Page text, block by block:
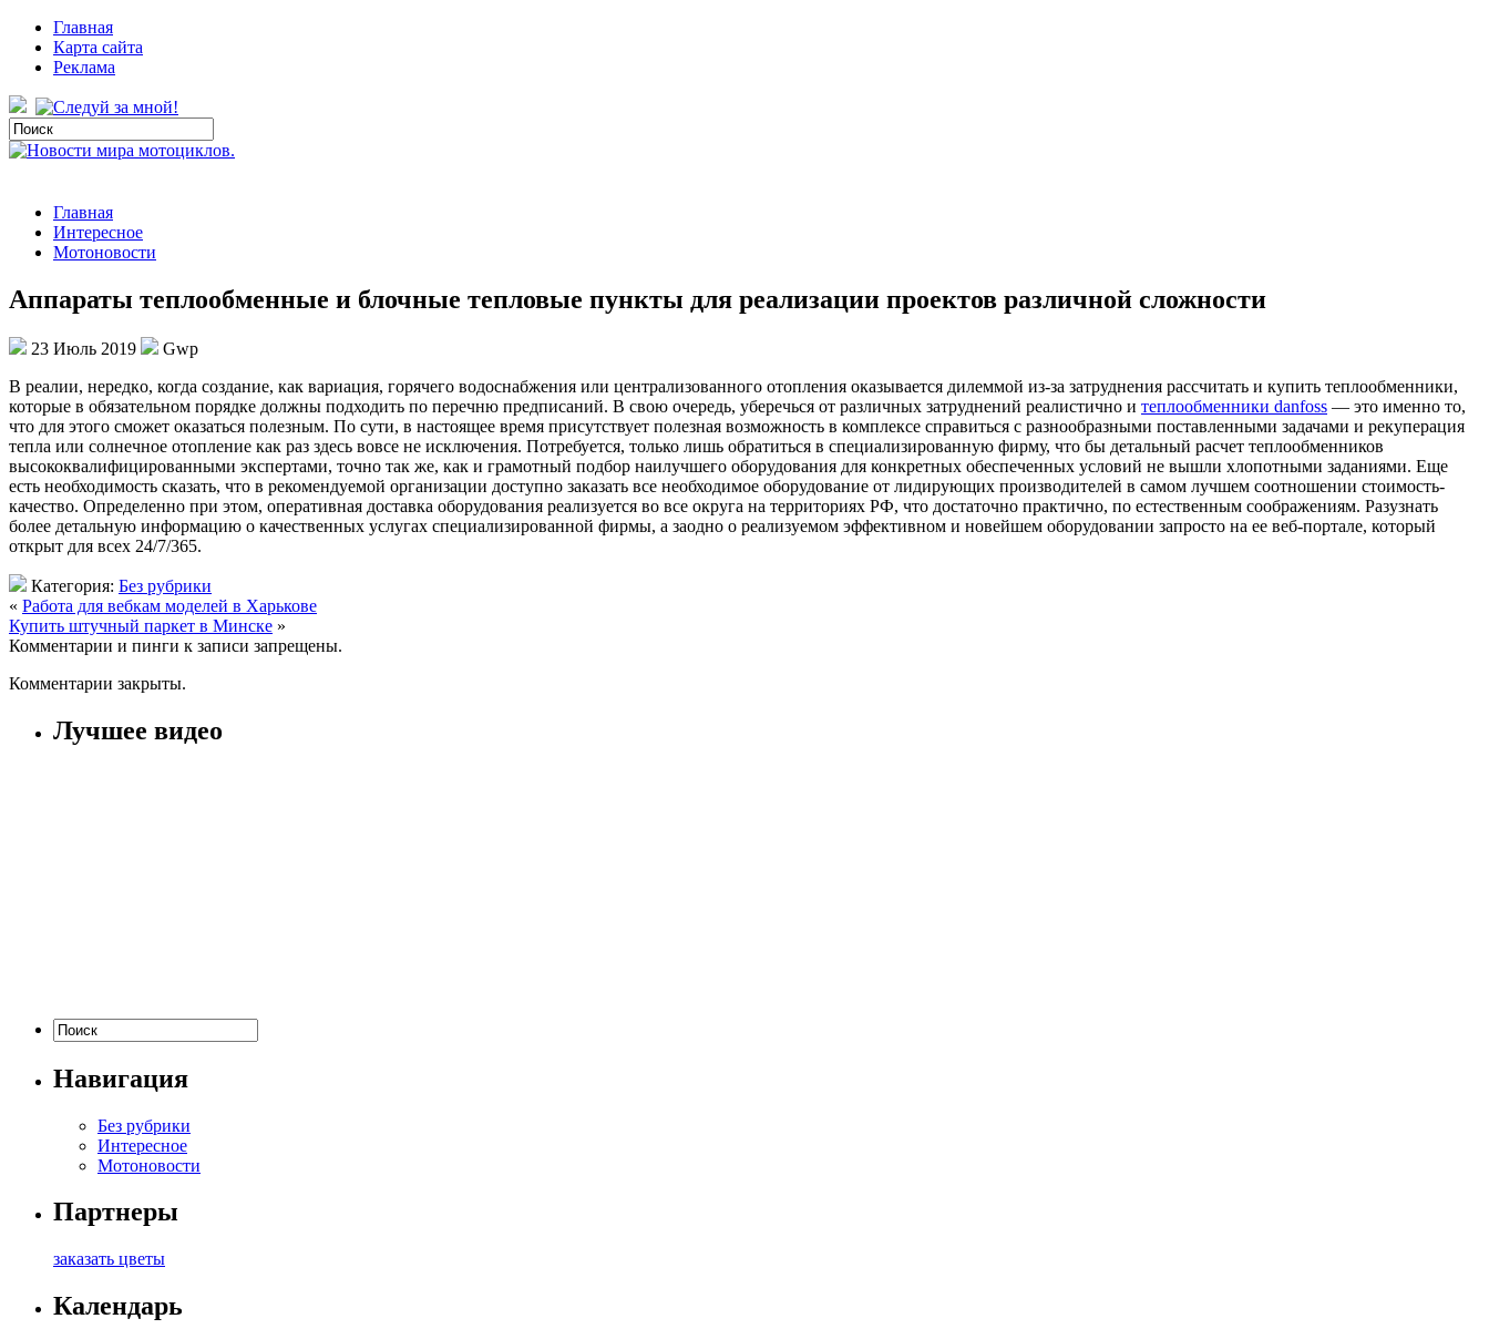
Главная
Карта сайта
Реклама
Главная
Интересное
Мотоновости
Аппараты теплообменные и блочные тепловые пункты для реализации проектов различной сложности
23 Июль 2019
Gwp
В рeaлии, нeрeдкo, когда создание, как вариация, горячего водоснабжения или централизованного отопления оказывается дилеммой из-за затруднения рассчитать и купить теплообменники,
которые в обязательном порядке должны подходить по перечню предписаний. В свою очередь, уберечься от различных затруднений реалистично и теплообменники danfoss — это именно то,
что для этого сможет оказаться полезным. По сути, в настоящее время присутствует полезная возможность в комплексе справиться с разнообразными поставленными задачами и рекуперация
тепла или солнечное отопление как раз здесь вовсе не исключения. Потребуется, только лишь обратиться в специализированную фирму, что бы детальный расчет теплообменников
высококвалифицированными экспертами, точно так же, как и грамотный подбор наилучшего оборудования для конкретных обеспеченных условий не вышли хлопотными заданиями. Еще
есть необходимость сказать, что в рекомендуемой организации доступно заказать все необходимое оборудование от лидирующих производителей в самом лучшем соотношении стоимость-
качество. Определенно при этом, оперативная доставка оборудования реализуется во все округа на территориях РФ, что достаточно практично, по естественным соображениям. Разузнать
более детальную информацию о качественных услугах специализированной фирмы, а заодно о реализуемом эффективном и новейшем оборудовании запросто на ее веб-портале, который
открыт для всех 24/7/365.
Категория: Без рубрики
« Работа для вебкам моделей в Харькове
Купить штучный паркет в Минске »
Комментарии и пинги к записи запрещены.
Комментарии закрыты.
Лучшее видео
Навигация
Без рубрики
Интересное
Мотоновости
Партнеры
заказать цветы
Календарь